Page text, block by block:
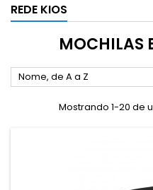
REDE KIOS
MOCHILAS
Nome, de A a Z
Mostrando 1-20 de